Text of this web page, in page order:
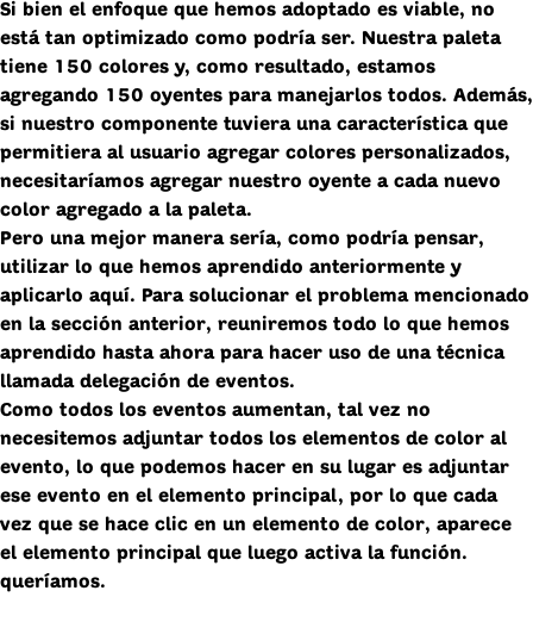
Si bien el enfoque que hemos adoptado es viable, no
está tan optimizado como podría ser. Nuestra paleta
tiene 150 colores y, como resultado, estamos
agregando 150 oyentes para manejarlos todos. Además,
si nuestro componente tuviera una característica que
permitiera al usuario agregar colores personalizados,
necesitaríamos agregar nuestro oyente a cada nuevo
color agregado a la paleta.
Pero una mejor manera sería, como podría pensar,
utilizar lo que hemos aprendido anteriormente y
aplicarlo aquí. Para solucionar el problema mencionado
en la sección anterior, reuniremos todo lo que hemos
aprendido hasta ahora para hacer uso de una técnica
llamada delegación de eventos.
Como todos los eventos aumentan, tal vez no
necesitemos adjuntar todos los elementos de color al
evento, lo que podemos hacer en su lugar es adjuntar
ese evento en el elemento principal, por lo que cada
vez que se hace clic en un elemento de color, aparece
el elemento principal que luego activa la función.
queríamos.